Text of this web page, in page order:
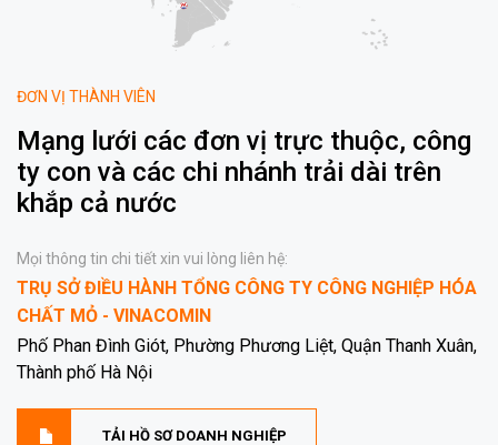
ĐƠN VỊ THÀNH VIÊN
Mạng lưới các đơn vị trực thuộc, công
ty con và các chi nhánh trải dài trên
khắp cả nước
Mọi thông tin chi tiết xin vui lòng liên hệ:
TRỤ SỞ ĐIỀU HÀNH TỔNG CÔNG TY CÔNG NGHIỆP HÓA
CHẤT MỎ - VINACOMIN
Phố Phan Đình Giót, Phường Phương Liệt, Quận Thanh Xuân,
Thành phố Hà Nội
TẢI HỒ SƠ DOANH NGHIỆP